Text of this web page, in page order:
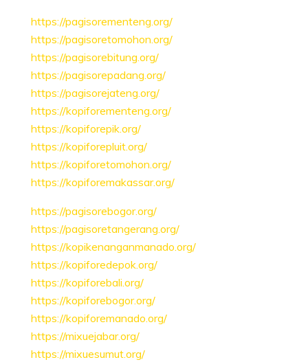
https://pagisorementeng.org/
https://pagisoretomohon.org/
https://pagisorebitung.org/
https://pagisorepadang.org/
https://pagisorejateng.org/
https://kopiforementeng.org/
https://kopiforepik.org/
https://kopiforepluit.org/
https://kopiforetomohon.org/
https://kopiforemakassar.org/
https://pagisorebogor.org/
https://pagisoretangerang.org/
https://kopikenanganmanado.org/
https://kopiforedepok.org/
https://kopiforebali.org/
https://kopiforebogor.org/
https://kopiforemanado.org/
https://mixuejabar.org/
https://mixuesumut.org/